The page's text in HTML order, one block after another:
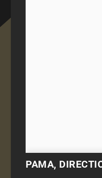
PAMA,